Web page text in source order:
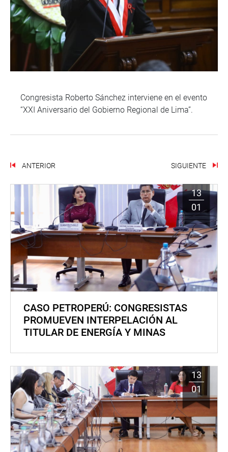
Congresista Roberto Sánchez interviene en el evento
“XXI Aniversario del Gobierno Regional de Lima”.
ANTERIOR SIGUIENTE
13
01
CASO PETROPERÚ: CONGRESISTAS
PROMUEVEN INTERPELACIÓN AL
TITULAR DE ENERGÍA Y MINAS
13
01